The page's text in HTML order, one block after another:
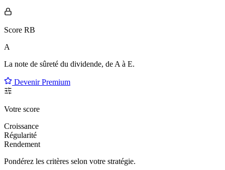
Score RB
A
La note de sûreté du dividende, de A à E.
Devenir Premium
Votre score
Croissance
Régularité
Rendement
Pondérez les critères selon votre stratégie.